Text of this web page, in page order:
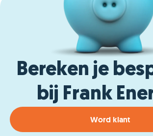
Bereken je
bij Frank
Word klant